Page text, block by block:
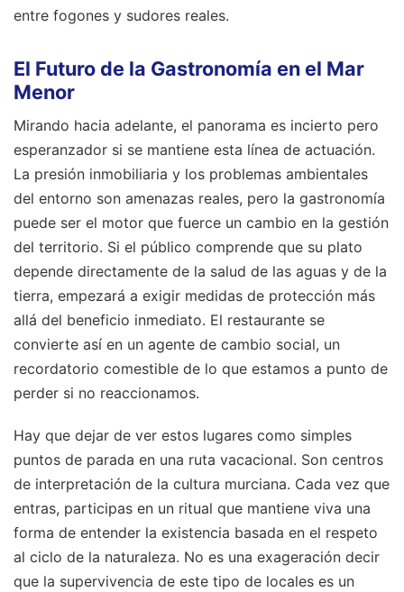
entre fogones y sudores reales.
El Futuro de la Gastronomía en el Mar
Menor
Mirando hacia adelante, el panorama es incierto pero
esperanzador si se mantiene esta línea de actuación.
La presión inmobiliaria y los problemas ambientales
del entorno son amenazas reales, pero la gastronomía
puede ser el motor que fuerce un cambio en la gestión
del territorio. Si el público comprende que su plato
depende directamente de la salud de las aguas y de la
tierra, empezará a exigir medidas de protección más
allá del beneficio inmediato. El restaurante se
convierte así en un agente de cambio social, un
recordatorio comestible de lo que estamos a punto de
perder si no reaccionamos.
Hay que dejar de ver estos lugares como simples
puntos de parada en una ruta vacacional. Son centros
de interpretación de la cultura murciana. Cada vez que
entras, participas en un ritual que mantiene viva una
forma de entender la existencia basada en el respeto
al ciclo de la naturaleza. No es una exageración decir
que la supervivencia de este tipo de locales es un